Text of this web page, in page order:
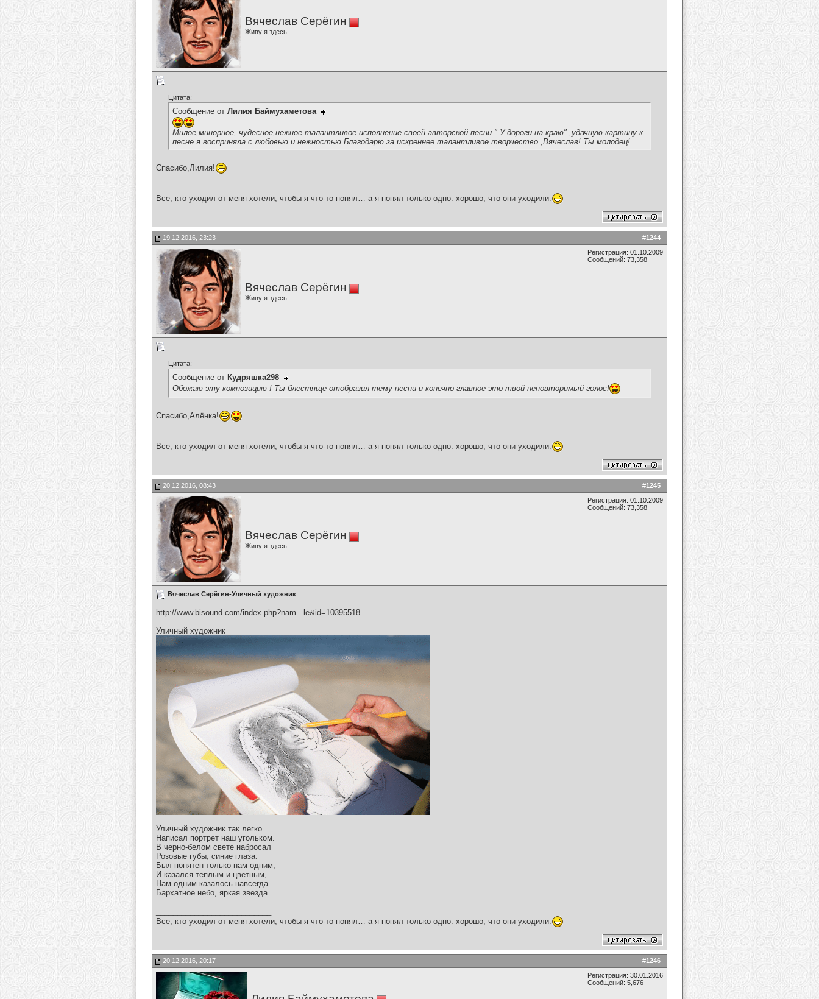
Вячеслав Серёгин
Живу я здесь
Цитата:
Сообщение от Лилия Баймухаметова
Милое,минорное, чудесное,нежное талантливое исполнение своей авторской песни " У дороги на краю" ,удачную картину к
песне я восприняла с любовью и нежностью Благодарю за искреннее талантливое творчество.,Вячеслав! Ты молодец!
Спасибо,Лилия!
Все, кто уходил от меня хотели, чтобы я что-то понял… а я понял только одно: хорошо, что они уходили.
#1244
19.12.2016, 23:23
Вячеслав Серёгин
Живу я здесь
Регистрация: 01.10.2009
Сообщений: 73,358
Цитата:
Сообщение от Кудряшка298
Обожаю эту композицию ! Ты блестяще отобразил тему песни и конечно главное это твой неповторимый голос!
Спасибо,Алёнка!
Все, кто уходил от меня хотели, чтобы я что-то понял… а я понял только одно: хорошо, что они уходили.
#1245
20.12.2016, 08:43
Вячеслав Серёгин
Живу я здесь
Регистрация: 01.10.2009
Сообщений: 73,358
Вячеслав Серёгин-Уличный художник
http://www.bisound.com/index.php?nam...le&id=10395518
Уличный художник
Уличный художник так легко
Написал портрет наш угольком.
В черно-белом свете набросал
Розовые губы, синие глаза.
Был понятен только нам одним,
И казался теплым и цветным,
Нам одним казалось навсегда
Бархатное небо, яркая звезда....
Все, кто уходил от меня хотели, чтобы я что-то понял… а я понял только одно: хорошо, что они уходили.
#1246
20.12.2016, 20:17
Регистрация: 30.01.2016
Сообщений: 5,676